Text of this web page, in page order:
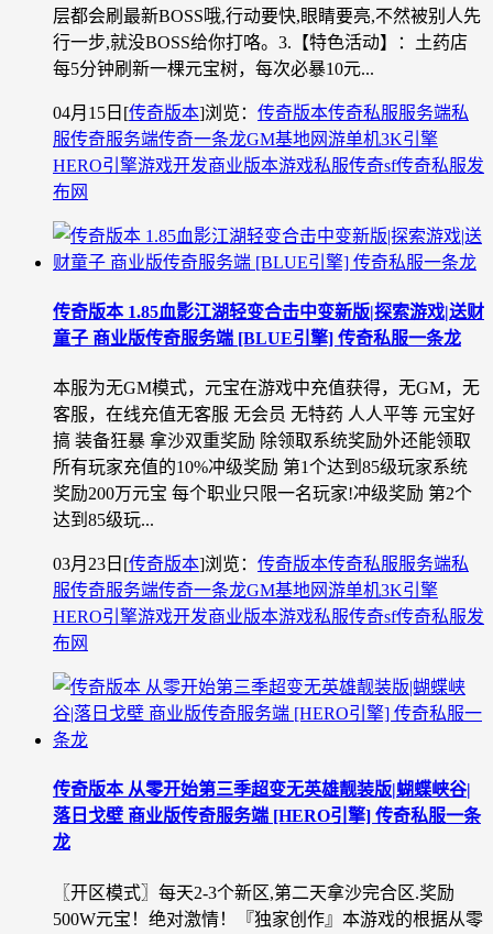
层都会刷最新BOSS哦,行动要快,眼睛要亮,不然被别人先
行一步,就没BOSS给你打咯。3.【特色活动】：土药店
每5分钟刷新一棵元宝树，每次必暴10元...
04月15日 [传奇版本]浏览： 传奇版本传奇私服服务端私
服传奇服务端传奇一条龙GM基地网游单机3K引擎
HERO引擎游戏开发商业版本游戏私服传奇sf传奇私服发
布网
传奇版本 1.85血影江湖轻变合击中变新版|探索游戏|送财
童子 商业版传奇服务端 [BLUE引擎] 传奇私服一条龙
本服为无GM模式，元宝在游戏中充值获得，无GM，无
客服，在线充值无客服 无会员 无特药 人人平等 元宝好
搞 装备狂暴 拿沙双重奖励 除领取系统奖励外还能领取
所有玩家充值的10%冲级奖励 第1个达到85级玩家系统
奖励200万元宝 每个职业只限一名玩家!冲级奖励 第2个
达到85级玩...
03月23日 [传奇版本]浏览： 传奇版本传奇私服服务端私
服传奇服务端传奇一条龙GM基地网游单机3K引擎
HERO引擎游戏开发商业版本游戏私服传奇sf传奇私服发
布网
传奇版本 从零开始第三季超变无英雄靓装版|蝴蝶峡谷|
落日戈壁 商业版传奇服务端 [HERO引擎] 传奇私服一条
龙
〖开区模式〗每天2-3个新区,第二天拿沙完合区.奖励
500W元宝！绝对激情！『独家创作』本游戏的根据从零